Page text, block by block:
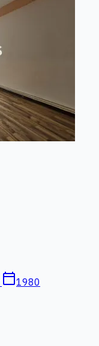
calendar_today1980